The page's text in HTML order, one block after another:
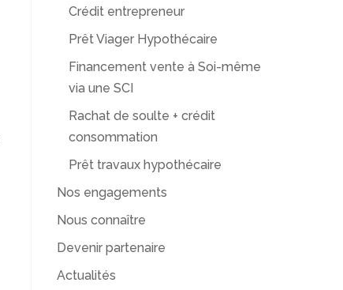
Crédit entrepreneur
Prêt Viager Hypothécaire
Financement vente à Soi-même
via une SCI
Rachat de soulte + crédit
consommation
Prêt travaux hypothécaire
Nos engagements
Nous connaître
Devenir partenaire
Actualités